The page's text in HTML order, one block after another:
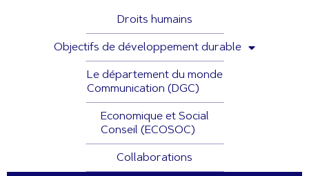
Droits humains
Objectifs de développement durable
Le département du monde
Communication (DGC)
Economique et Social
Conseil (ECOSOC)
Collaborations